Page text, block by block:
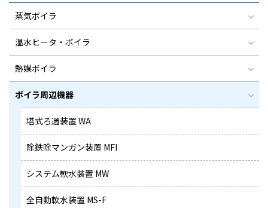
蒸気ボイラ
温水ヒータ・ボイラ
熱媒ボイラ
ボイラ周辺機器
塔式ろ過装置 WA
除鉄除マンガン装置 MFI
システム軟水装置 MW
全自動軟水装置 MS-F